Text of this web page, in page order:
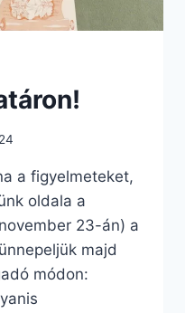
a figyelmeteket,
oldala a
23-án) a
majd
módon: